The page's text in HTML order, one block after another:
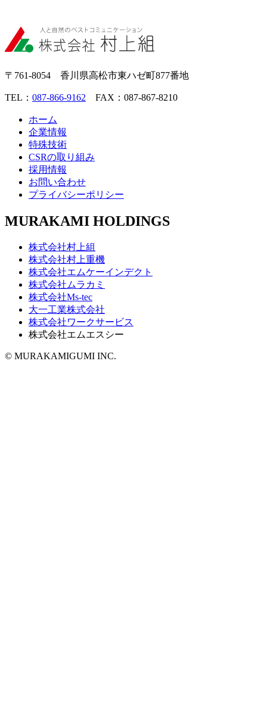
〒761-8054 香川県高松市東ハゼ町877番地
TEL： 087-866-9162 FAX：087-867-8210
ホーム
企業情報
特殊技術
CSRの取り組み
採用情報
お問い合わせ
プライバシーポリシー
MURAKAMI HOLDINGS
株式会社村上組
株式会社村上重機
株式会社エムケーインデクト
株式会社ムラカミ
株式会社Ms-tec
大一工業株式会社
株式会社ワークサービス
株式会社エムエスシー
© MURAKAMIGUMI INC.